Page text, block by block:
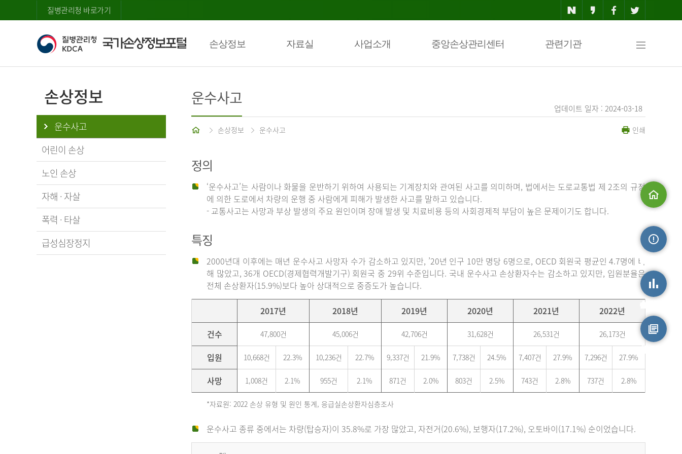
질병관리청 바로가기
손상정보 자료실 사업소개 중앙손상관리센터 관련기관
맵
손상정보
운수사고
어린이 손상
노인 손상
자해 · 자살
폭력 · 타살
급성심장정지
업데이트 일자 : 2024-03-18
운수사고
홈 손상정보 운수사고 인쇄
정의
‘운수사고’는 사람이나 화물을 운반하기 위하여 사용되는 기계장치와 관여된 사고를 의미하며, 법에서는 도로교통법 제 2조의 규정
에 의한 도로에서 차량의 운행 중 사람에게 피해가 발생한 사고를 말하고 있습니다.
- 교통사고는 사망과 부상 발생의 주요 원인이며 장애 발생 및 치료비용 등의 사회경제적 부담이 높은 문제이기도 합니다.
특징
2000년대 이후에는 매년 운수사고 사망자 수가 감소하고 있지만, ’20년 인구 10만 명당 6명으로, OECD 회원국 평균인 4.7명에 비
해 많았고, 36개 OECD(경제협력개발기구) 회원국 중 29위 수준입니다. 국내 운수사고 손상환자수는 감소하고 있지만, 입원분율은
전체 손상환자(15.9%)보다 높아 상대적으로 중증도가 높습니다.
2017년 2018년 2019년 2020년 2021년
2022년
건수
47,800건 45,006건 42,706건 31,628건 26,531건 26,173건
입원 10,668건 22.3% 10,236건 22.7% 9,337건 21.9% 7,738건 24.5% 7,407건 27.9% 7,296건 27.9%
사망 1,008건 2.1% 955건 2.1% 871건 2.0% 803건 2.5% 743건 2.8% 737건 2.8%
*자료원: 2022 손상 유형 및 원인 통계, 응급실손상환자심층조사
운수사고 종류 중에서는 차량(탑승자)이 35.8%로 가장 많았고, 자전거(20.6%), 보행자(17.2%), 오토바이(17.1%) 순이었습니다.
손상통계
원시자료